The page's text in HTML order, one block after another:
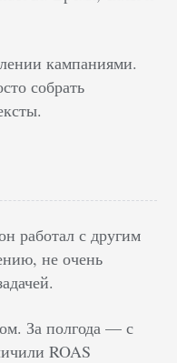
кампаниями.
собрать
работал с другим
не очень
За полгода — с
ROAS